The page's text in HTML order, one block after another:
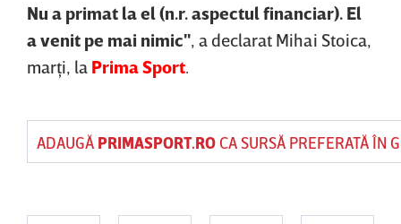
Nu a primat la el (n.r. aspectul financiar). El
a venit pe mai nimic" , a declarat Mihai Stoica,
marţi, la Prima Sport
ADAUGĂ PRIMASPORT.ROCA SURSĂ PREFERATĂ ÎN